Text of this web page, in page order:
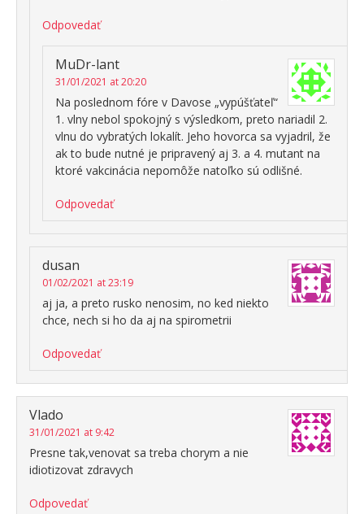
Odpovedať
MuDr-lant
31/01/2021 at 20:20
Na poslednom fóre v Davose „vypúšťateľ“
1. vlny nebol spokojný s výsledkom, preto nariadil 2.
vlnu do vybratých lokalít. Jeho hovorca sa vyjadril, že
ak to bude nutné je pripravený aj 3. a 4. mutant na
ktoré vakcinácia nepomôže natoľko sú odlišné.
Odpovedať
dusan
01/02/2021 at 23:19
aj ja, a preto rusko nenosim, no ked niekto
chce, nech si ho da aj na spirometrii
Odpovedať
Vlado
31/01/2021 at 9:42
Presne tak,venovat sa treba chorym a nie
idiotizovat zdravych
Odpovedať